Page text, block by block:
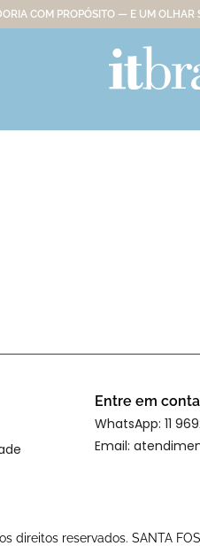
COM PROPÓSITO — E UM OLHAR
Entre em
WhatsApp: 11
Email:
direitos reservados. SANTA